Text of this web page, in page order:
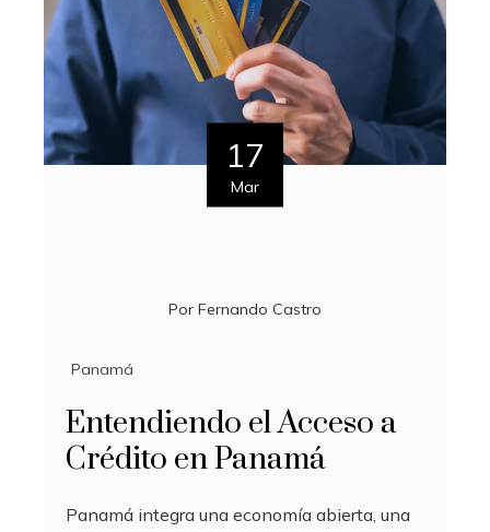
17
Mar
Por Fernando Castro
Panamá
Entendiendo el Acceso a
Crédito en Panamá
Panamá integra una economía abierta, una